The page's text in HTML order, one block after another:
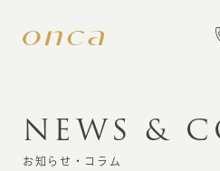
INFORMATION
NEWS &
お知らせ・コラム